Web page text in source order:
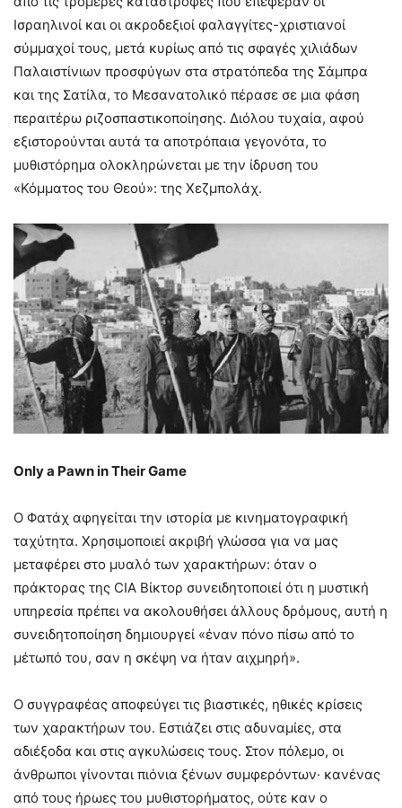
Ισραηλινοί και οι ακροδεξιοί φαλαγγίτες-χριστιανοί
σύμμαχοί τους, μετά κυρίως από τις σφαγές χιλιάδων
Παλαιστίνιων προσφύγων στα στρατόπεδα της Σάμπρα
και της Σατίλα, το Μεσανατολικό πέρασε σε μια φάση
περαιτέρω ριζοσπαστικοποίησης. Διόλου τυχαία, αφού
εξιστορούνται αυτά τα αποτρόπαια γεγονότα, το
μυθιστόρημα ολοκληρώνεται με την ίδρυση του
«Κόμματος του Θεού»: της Χεζμπολάχ.
Only a Pawn in Their Game
Ο Φατάχ αφηγείται την ιστορία με κινηματογραφική
ταχύτητα. Χρησιμοποιεί ακριβή γλώσσα για να μας
μεταφέρει στο μυαλό των χαρακτήρων: όταν ο
πράκτορας της CIA Βίκτορ συνειδητοποιεί ότι η μυστική
υπηρεσία πρέπει να ακολουθήσει άλλους δρόμους, αυτή η
συνειδητοποίηση δημιουργεί «έναν πόνο πίσω από το
μέτωπό του, σαν η σκέψη να ήταν αιχμηρή».
Ο συγγραφέας αποφεύγει τις βιαστικές, ηθικές κρίσεις
των χαρακτήρων του. Εστιάζει στις αδυναμίες, στα
αδιέξοδα και στις αγκυλώσεις τους. Στον πόλεμο, οι
άνθρωποι γίνονται πιόνια ξένων συμφερόντων· κανένας
από τους ήρωες του μυθιστορήματος, ούτε καν ο